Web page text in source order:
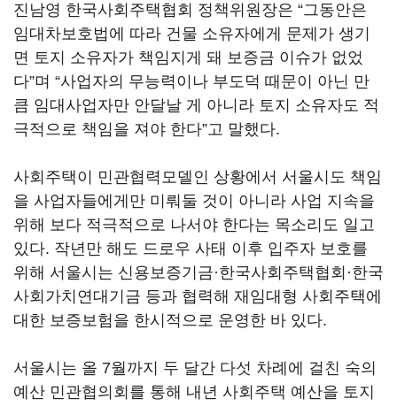
진남영 한국사회주택협회 정책위원장은 “그동안은
임대차보호법에 따라 건물 소유자에게 문제가 생기
면 토지 소유자가 책임지게 돼 보증금 이슈가 없었
다”며 “사업자의 무능력이나 부도덕 때문이 아닌 만
큼 임대사업자만 안달날 게 아니라 토지 소유자도 적
극적으로 책임을 져야 한다”고 말했다.
사회주택이 민관협력모델인 상황에서 서울시도 책임
을 사업자들에게만 미뤄둘 것이 아니라 사업 지속을
위해 보다 적극적으로 나서야 한다는 목소리도 일고
있다. 작년만 해도 드로우 사태 이후 입주자 보호를
위해 서울시는 신용보증기금·한국사회주택협회·한국
사회가치연대기금 등과 협력해 재임대형 사회주택에
대한 보증보험을 한시적으로 운영한 바 있다.
서울시는 올 7월까지 두 달간 다섯 차례에 걸친 숙의
예산 민관협의회를 통해 내년 사회주택 예산을 토지